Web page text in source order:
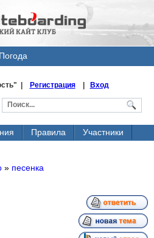
Погода
| Регистрация| Вход
Правила
Участники
» песенка